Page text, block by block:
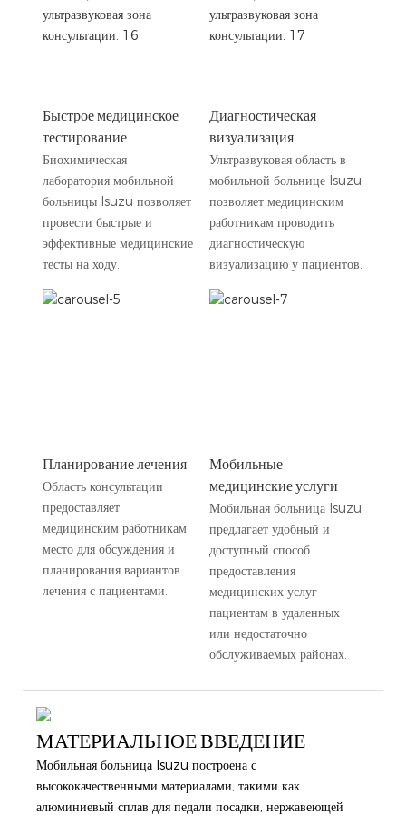
Быстрое медицинское
тестирование
Биохимическая
лаборатория мобильной
больницы Isuzu позволяет
провести быстрые и
эффективные медицинские
тесты на ходу.
Диагностическая
визуализация
Ультразвуковая область в
мобильной больнице Isuzu
позволяет медицинским
работникам проводить
диагностическую
визуализацию у пациентов.
Планирование лечения
Область консультации
предоставляет
медицинским работникам
место для обсуждения и
планирования вариантов
лечения с пациентами.
Мобильные
медицинские услуги
Мобильная больница Isuzu
предлагает удобный и
доступный способ
предоставления
медицинских услуг
пациентам в удаленных
или недостаточно
обслуживаемых районах.
МАТЕРИАЛЬНОЕ ВВЕДЕНИЕ
Мобильная больница Isuzu построена с
высококачественными материалами, такими как
алюминиевый сплав для педали посадки, нержавеющей